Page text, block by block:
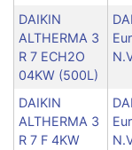
DAIKIN
ALTHERMA 3
R 7 ECH2O
04KW (500L)
DAIKIN
ALTHERMA 3
R 7 F 4KW